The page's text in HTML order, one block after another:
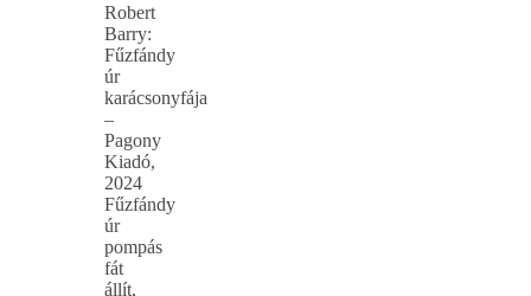
Robert
Barry:
Fűzfándy
úr
karácsonyfája
–
Pagony
Kiadó,
2024
Fűzfándy
úr
pompás
fát
állít,